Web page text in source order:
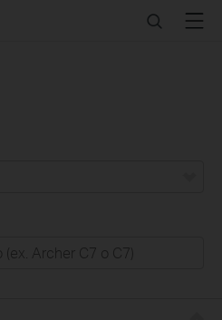
SearchMenu